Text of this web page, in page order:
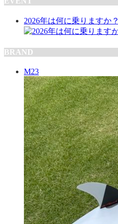
2026年は何に乗りますか？
BRAND
M23